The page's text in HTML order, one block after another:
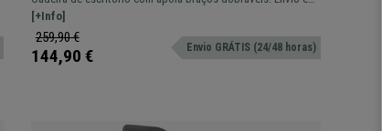
Ergonómico, Cor Preto
24|48H
[+Info]
259,90 €
144,90 € Envio GRÁTIS (24/48 horas)